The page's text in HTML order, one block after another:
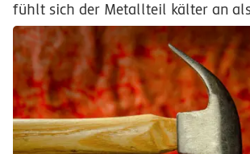
fühlt sich der Metallteil kälter an